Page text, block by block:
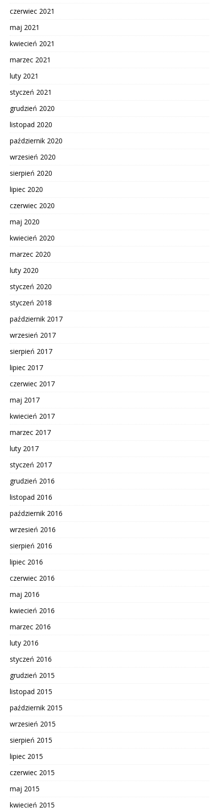
czerwiec 2021
maj 2021
kwiecień 2021
marzec 2021
luty 2021
styczeń 2021
grudzień 2020
listopad 2020
październik 2020
wrzesień 2020
sierpień 2020
lipiec 2020
czerwiec 2020
maj 2020
kwiecień 2020
marzec 2020
luty 2020
styczeń 2020
styczeń 2018
październik 2017
wrzesień 2017
sierpień 2017
lipiec 2017
czerwiec 2017
maj 2017
kwiecień 2017
marzec 2017
luty 2017
styczeń 2017
grudzień 2016
listopad 2016
październik 2016
wrzesień 2016
sierpień 2016
lipiec 2016
czerwiec 2016
maj 2016
kwiecień 2016
marzec 2016
luty 2016
styczeń 2016
grudzień 2015
listopad 2015
październik 2015
wrzesień 2015
sierpień 2015
lipiec 2015
czerwiec 2015
maj 2015
kwiecień 2015